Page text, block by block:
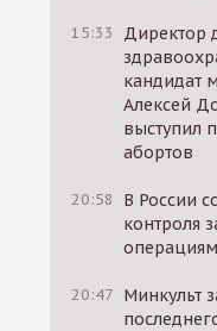
15:33
Директор
кандидат
Алексей
выступил
абортов
20:58
В России
контроля
20:47 Минкульт